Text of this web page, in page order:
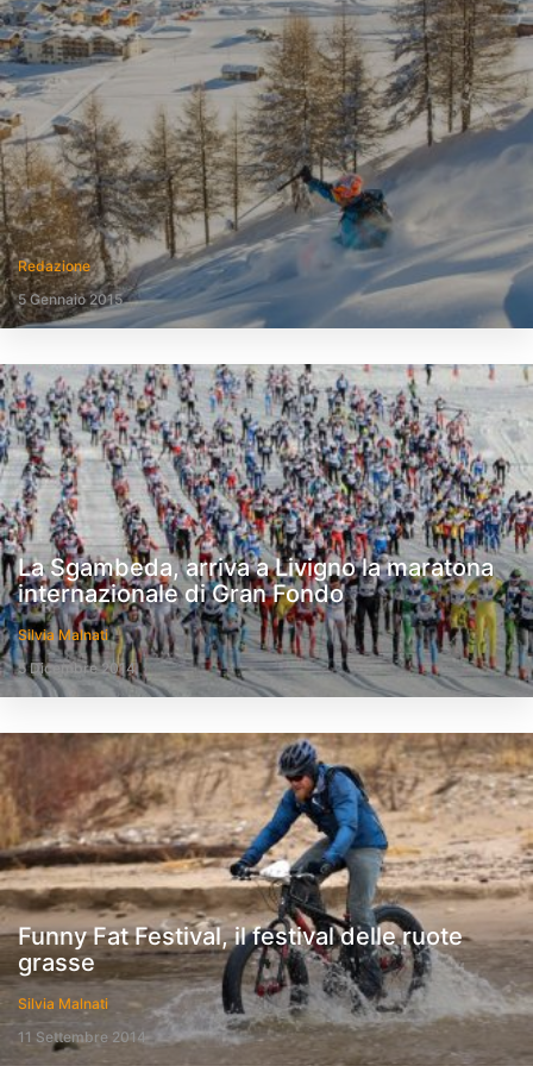
Redazione
5 Gennaio 2015
La Sgambeda, arriva a Livigno la maratona
internazionale di Gran Fondo
Silvia Malnati
5 Dicembre 2014
Funny Fat Festival, il festival delle ruote
grasse
Silvia Malnati
11 Settembre 2014